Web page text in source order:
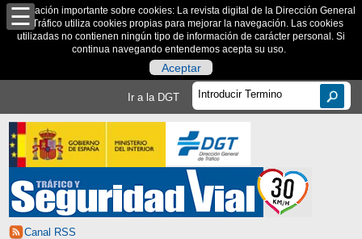
Información importante sobre cookies: La revista digital de la Dirección General
de Tráfico utiliza cookies propias para mejorar la navegación. Las cookies
utilizadas no contienen ningún tipo de información de carácter personal. Si
continua navegando entendemos acepta su uso.
Aceptar
Ir a la DGT
Canal RSS